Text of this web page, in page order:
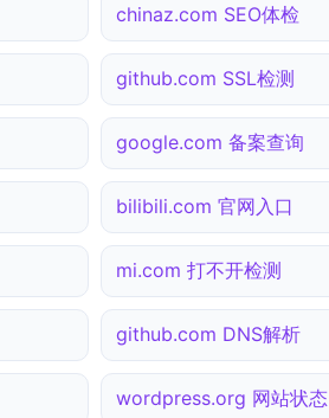
chinaz.com SEO体检
github.com SSL检测
google.com 备案查询
bilibili.com 官网入口
mi.com 打不开检测
github.com DNS解析
wordpress.org 网站状态